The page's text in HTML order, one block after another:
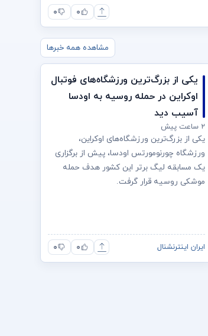
۰ ۰
مشاهده همه خبرها
یکی از بزرگ‌ترین ورزشگاه‌های فوتبال
اوکراین در حمله روسیه به اودسا
آسیب دید
۲ ساعت پیش
یکی از بزرگ‌ترین ورزشگاه‌های اوکراین،
ورزشگاه چورنومورتس اودسا، پیش از برگزاری
یک مسابقه لیگ برتر این کشور هدف حمله
موشکی روسیه قرار گرفت.
ایران اینترنشنال ۰ ۰